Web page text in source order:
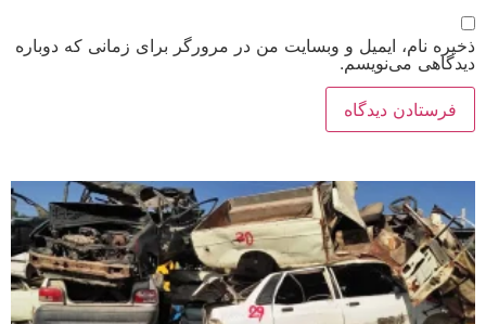
ذخیره نام، ایمیل و وبسایت من در مرورگر برای زمانی که دوباره
دیدگاهی می‌نویسم.